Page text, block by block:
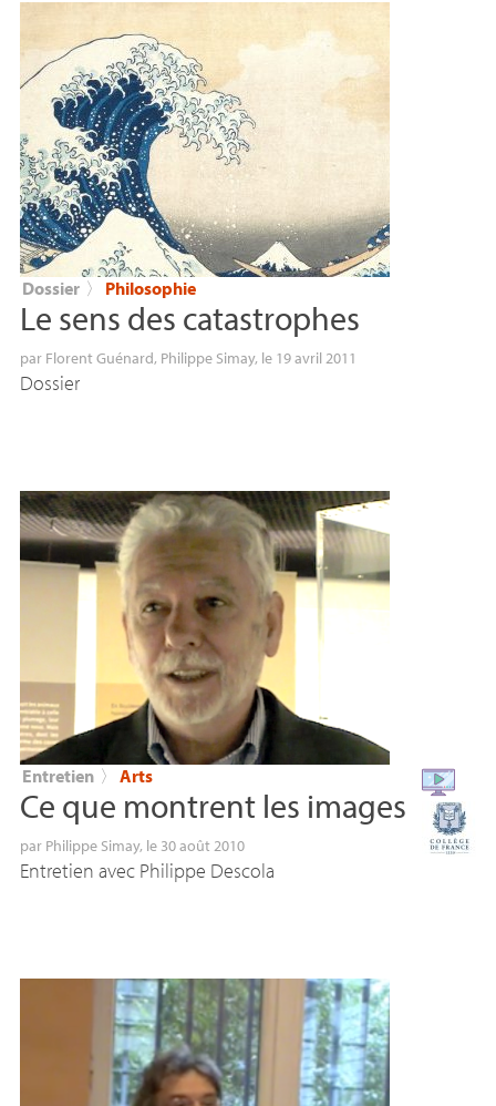
Dossier 〉 Philosophie
Le sens des catastrophes
par Florent Guénard, Philippe Simay, le 19 avril 2011
Dossier
Entretien 〉 Arts
Ce que montrent les images
par Philippe Simay, le 30 août 2010
Entretien avec Philippe Descola